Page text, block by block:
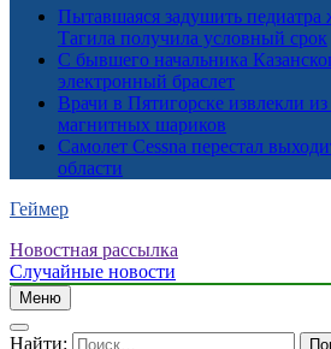
Пытавшаяся задушить
Тагила получила условный срок
С бывшего начальника
электронный браслет
Врачи в Пятигорске извлекли
магнитных шариков
Самолет Cessna перестал
области
Геймер
Новостная рассылка
Случайные новости
Меню
Найти: